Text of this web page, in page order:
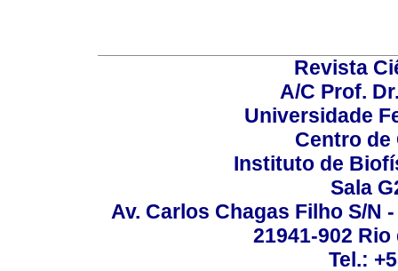
Revista
A/C Prof.
Universidade
Centro de
Instituto de
Sala
Av. Carlos Chagas Filho S/N
21941-902
Tel.: